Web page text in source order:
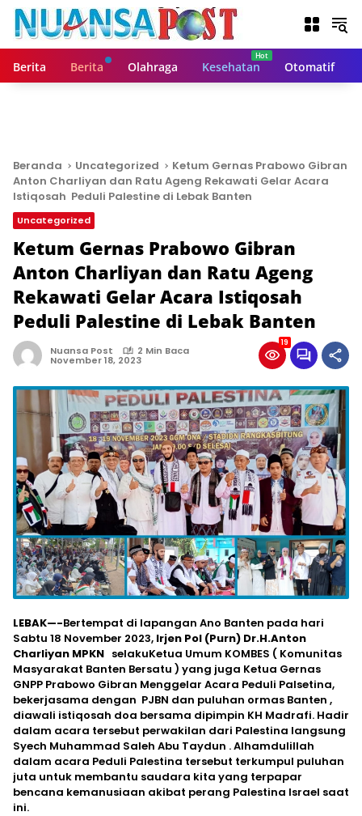
Berita Berita Olahraga Kesehatan Otomatif
Beranda Uncategorized
Ketum Gernas Prabowo Gibran
Anton Charliyan dan Ratu Ageng Rekawati Gelar Acara
Istiqosah Peduli Palestine di Lebak Banten
Uncategorized
Ketum Gernas Prabowo Gibran
Anton Charliyan dan Ratu Ageng
Rekawati Gelar Acara Istiqosah
Peduli Palestine di Lebak Banten
Nuansa Post 2 Min Baca
November 18, 2023
19
LEBAK—-Bertempat di lapangan Ano Banten pada hari
Sabtu 18 November 2023, Irjen Pol (Purn) Dr.H.Anton
Charliyan MPKN selakuKetua Umum KOMBES ( Komunitas
Masyarakat Banten Bersatu ) yang juga Ketua Gernas
GNPP Prabowo Gibran Menggelar Acara Peduli Palsetina,
bekerjasama dengan PJBN dan puluhan ormas Banten ,
diawali istiqosah doa bersama dipimpin KH Madrafi. Hadir
dalam acara tersebut perwakilan dari Palestina langsung
Syech Muhammad Saleh Abu Taydun . Alhamdulillah
dalam acara Peduli Palestina tersebut terkumpul puluhan
juta untuk membantu saudara kita yang terpapar
bencana kemanusiaan akibat perang Palestina Israel saat
ini.